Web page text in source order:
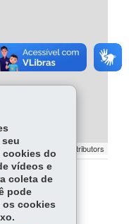
OpenStreetMap contributors
cookies do
vídeos e
coleta de
pode
os cookies